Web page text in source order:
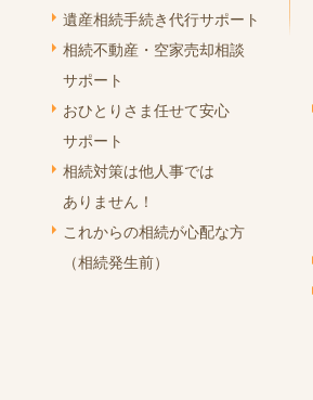
遺産相続手続き代行サポート
相続不動産・空家売却相談
サポート
おひとりさま任せて安心
サポート
相続対策は他人事では
ありません！
これからの相続が心配な方
（相続発生前）